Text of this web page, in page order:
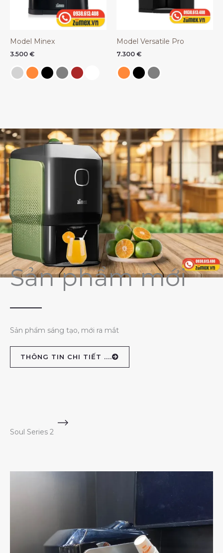
Model Minex
3.500 €
Model Versatile Pro
7.300 €
Sản phẩm mới
Sản phẩm sáng tạo, mới ra mắt
THÔNG TIN CHI TIẾT ....
Soul Series 2